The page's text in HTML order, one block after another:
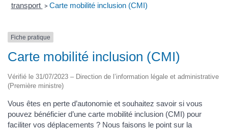
transport > Carte mobilité inclusion (CMI)
Fiche pratique
Carte mobilité inclusion (CMI)
Vérifié le 31/07/2023 – Direction de l’information légale et administrative
(Première ministre)
Vous êtes en perte d’autonomie et souhaitez savoir si vous
pouvez bénéficier d’une carte mobilité inclusion (CMI) pour
faciliter vos déplacements ? Nous faisons le point sur la